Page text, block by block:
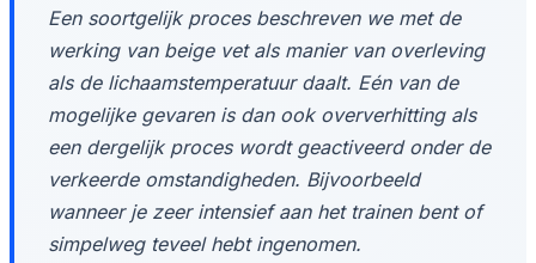
Een soortgelijk proces beschreven we met de
werking van beige vet als manier van overleving
als de lichaamstemperatuur daalt. Eén van de
mogelijke gevaren is dan ook oververhitting als
een dergelijk proces wordt geactiveerd onder de
verkeerde omstandigheden. Bijvoorbeeld
wanneer je zeer intensief aan het trainen bent of
simpelweg teveel hebt ingenomen.